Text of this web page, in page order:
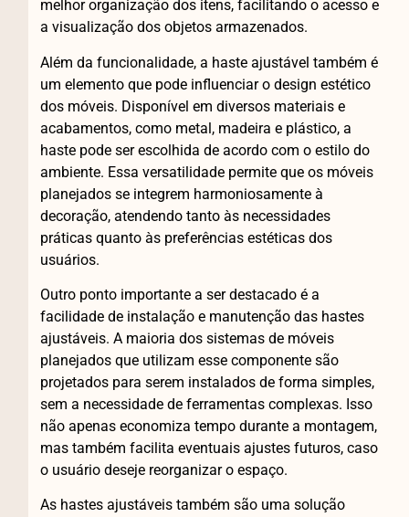
melhor organização dos itens, facilitando o acesso e
a visualização dos objetos armazenados.
Além da funcionalidade, a haste ajustável também é
um elemento que pode influenciar o design estético
dos móveis. Disponível em diversos materiais e
acabamentos, como metal, madeira e plástico, a
haste pode ser escolhida de acordo com o estilo do
ambiente. Essa versatilidade permite que os móveis
planejados se integrem harmoniosamente à
decoração, atendendo tanto às necessidades
práticas quanto às preferências estéticas dos
usuários.
Outro ponto importante a ser destacado é a
facilidade de instalação e manutenção das hastes
ajustáveis. A maioria dos sistemas de móveis
planejados que utilizam esse componente são
projetados para serem instalados de forma simples,
sem a necessidade de ferramentas complexas. Isso
não apenas economiza tempo durante a montagem,
mas também facilita eventuais ajustes futuros, caso
o usuário deseje reorganizar o espaço.
As hastes ajustáveis também são uma solução